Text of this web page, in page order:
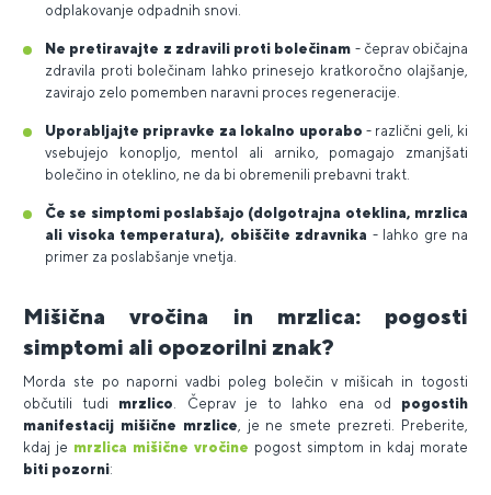
odplakovanje odpadnih snovi.
Ne pretiravajte z zdravili proti bolečinam - čeprav običajna
zdravila proti bolečinam lahko prinesejo kratkoročno olajšanje,
zavirajo zelo pomemben naravni proces regeneracije.
Uporabljajte pripravke za lokalno uporabo - različni geli, ki
vsebujejo konopljo, mentol ali arniko, pomagajo zmanjšati
bolečino in oteklino, ne da bi obremenili prebavni trakt.
Če se simptomi poslabšajo (dolgotrajna oteklina, mrzlica
ali visoka temperatura), obiščite zdravnika - lahko gre na
primer za poslabšanje vnetja.
Mišična vročina in mrzlica: pogosti
simptomi ali opozorilni znak?
Morda ste po naporni vadbi poleg bolečin v mišicah in togosti
občutili tudi mrzlico . Čeprav je to lahko ena od pogostih
manifestacij mišične mrzlice , je ne smete prezreti. Preberite,
kdaj je mrzlica mišične vročine pogost simptom in kdaj morate
biti pozorni: